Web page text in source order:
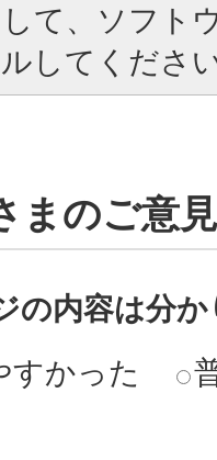
て、ソフト
してください
まのご意
の内容は分
すかった